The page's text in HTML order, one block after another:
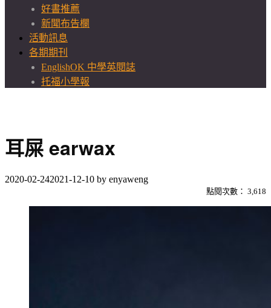
好書推薦
新聞布告欄
活動訊息
各期期刊
EnglishOK 中學英閱誌
托福小學報
耳屎 earwax
2020-02-242021-12-10 by enyaweng
點閱次數： 3,618